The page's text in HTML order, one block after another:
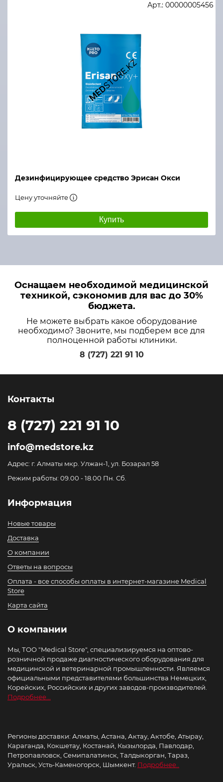
Дезинфицирующее средство Эрисан Окси
Арт.: 00000005456
Цену уточняйте
Купить
Оснащаем необходимой медицинской
техникой, сэкономив для вас до 30%
бюджета.
Не можете выбрать какое оборудование
необходимо? Звоните, мы подберем все для
полноценной работы клиники.
8 (727) 221 91 10
Контакты
8 (727) 221 91 10
info@medstore.kz
Адрес: г. Алматы мкр. Улжан-1, ул. Бозарал 58
Режим работы: 09.00 - 18.00 Пн. Сб.
Информация
Новые товары
Доставка
О компании
Ответы на вопросы
Оплата - все способы оплаты в интернет-магазине Medical
Store
Карта сайта
О компании
Мы, ТОО "Medical Store", специализируемся на оптово-
розничной продаже диагностического оборудования для
медицинской и ветеринарной промышленности. Являемся
официальными представителями большинства Немецких,
Корейских, Российских и других заводов-производителей.
Подробнее...
Регионы доставки: Алматы, Астана, Актау, Актобе, Атырау,
Караганда, Кокшетау, Костанай, Кызылорда, Павлодар,
Петропавловск, Семипалатинск, Талдыкорган, Тараз,
Уральск, Усть-Каменогорск, Шымкент. Подробнее..